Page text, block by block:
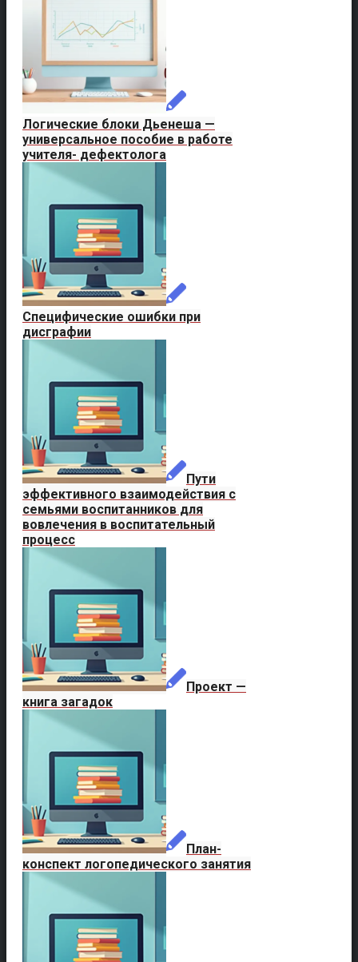
Логические блоки Дьенеша —
универсальное пособие в работе
учителя- дефектолога
Специфические ошибки при
дисграфии
Пути
эффективного взаимодействия с
семьями воспитанников для
вовлечения в воспитательный
процесс
Проект —
книга загадок
План-
конспект логопедического занятия